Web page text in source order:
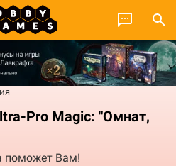
Pro Magic: "Омнат,
поможет Вам!